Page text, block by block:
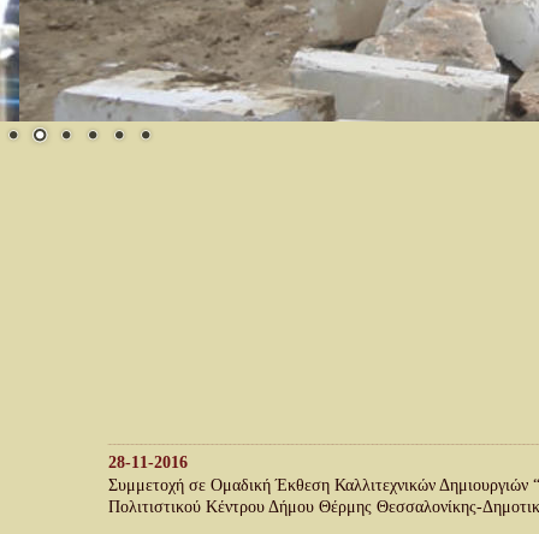
28-11-2016
Συμμετοχή σε Ομαδική Έκθεση Καλλιτεχνικών Δημιουργιών
Πολιτιστικού Κέντρου Δήμου Θέρμης Θεσσαλονίκης-